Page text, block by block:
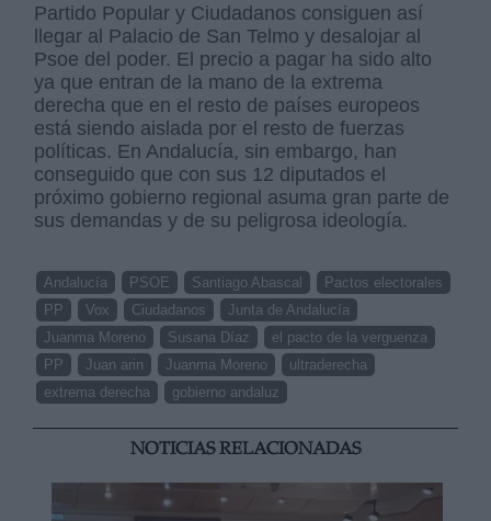
Partido Popular y Ciudadanos consiguen así
llegar al Palacio de San Telmo y desalojar al
Psoe del poder. El precio a pagar ha sido alto
ya que entran de la mano de la extrema
derecha que en el resto de países europeos
está siendo aislada por el resto de fuerzas
políticas. En Andalucía, sin embargo, han
conseguido que con sus 12 diputados el
próximo gobierno regional asuma gran parte de
sus demandas y de su peligrosa ideología.
Andalucía PSOE Santiago Abascal
Pactos electorales
PP
Vox Ciudadanos
Junta de Andalucía
Juanma Moreno
Susana Díaz
el pacto de la verguenza
PP
Juan arin Juanma Moreno
ultraderecha
extrema derecha
gobierno andaluz
NOTICIAS RELACIONADAS